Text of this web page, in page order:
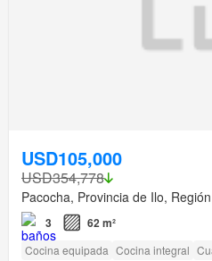
USD105,000
USD354,778
Pacocha, Provincia de Ilo,
3 62 m²
Cocina equipada Cocina integral